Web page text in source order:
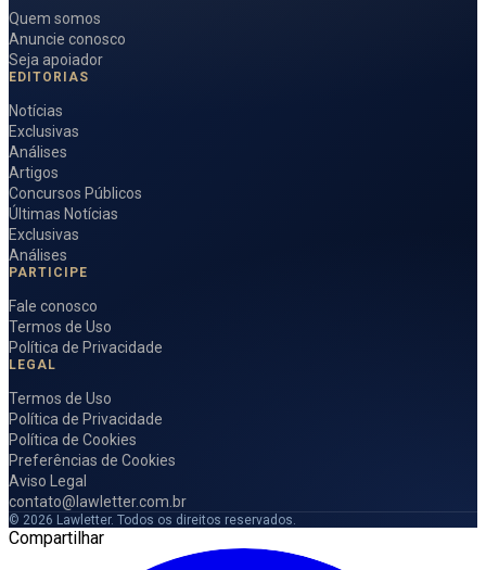
Quem somos
Anuncie conosco
Seja apoiador
EDITORIAS
Notícias
Exclusivas
Análises
Artigos
Concursos Públicos
Últimas Notícias
Exclusivas
Análises
PARTICIPE
Fale conosco
Termos de Uso
Política de Privacidade
LEGAL
Termos de Uso
Política de Privacidade
Política de Cookies
Preferências de Cookies
Aviso Legal
contato@lawletter.com.br
© 2026 Lawletter. Todos os direitos reservados.
Compartilhar